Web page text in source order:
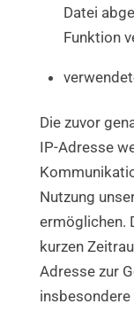
Datei
Funktion
Die zuvor
IP-Adresse
Nutzung
ermöglichen.
kurzen
Adresse zur
insbesondere